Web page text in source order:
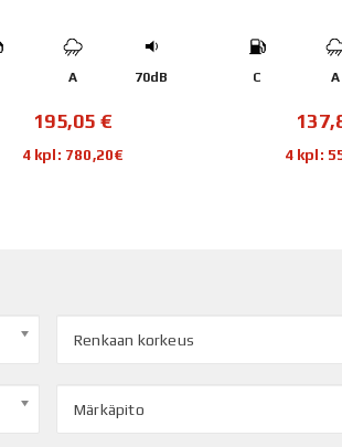
A 70dB
195,05 €
4 kpl: 780,20€
C A
4 kpl:
Renkaan korkeus
Märkäpito